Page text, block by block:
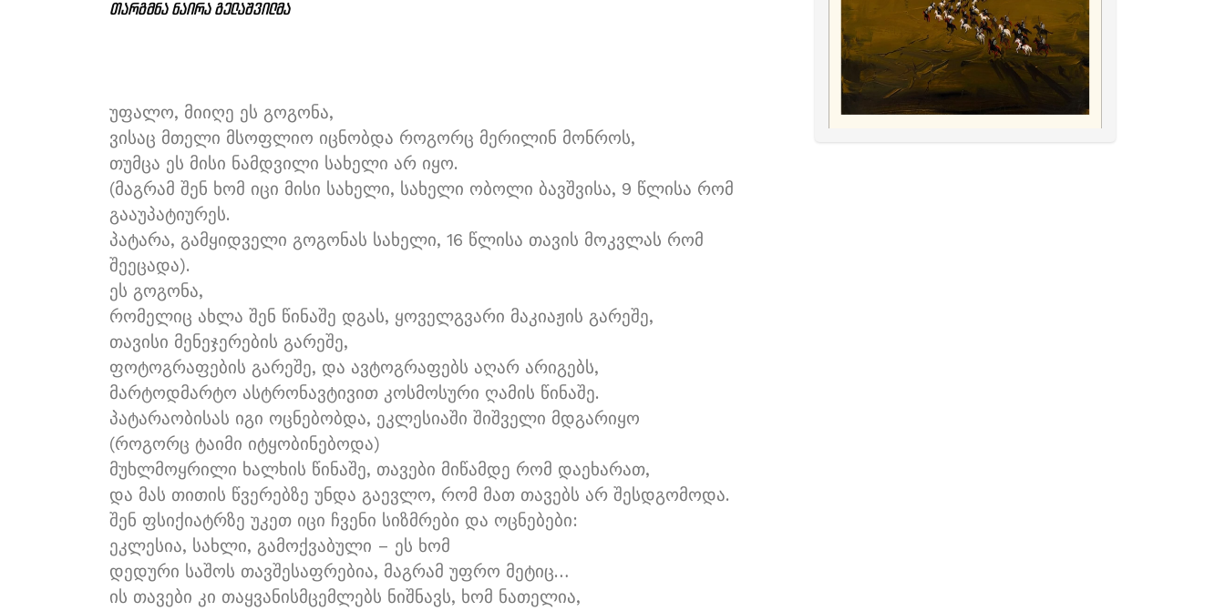
თარგმნა ნაირა გელაშვილმა
უფალო, მიიღე ეს გოგონა,
ვისაც მთელი მსოფლიო იცნობდა როგორც მერილინ მონროს,
თუმცა ეს მისი ნამდვილი სახელი არ იყო.
(მაგრამ შენ ხომ იცი მისი სახელი, სახელი ობოლი ბავშვისა, 9 წლისა რომ
გააუპატიურეს.
პატარა, გამყიდველი გოგონას სახელი, 16 წლისა თავის მოკვლას რომ
შეეცადა).
ეს გოგონა,
რომელიც ახლა შენ წინაშე დგას, ყოველგვარი მაკიაჟის გარეშე,
თავისი მენეჯერების გარეშე,
ფოტოგრაფების გარეშე, და ავტოგრაფებს აღარ არიგებს,
მარტოდმარტო ასტრონავტივით კოსმოსური ღამის წინაშე.
პატარაობისას იგი ოცნებობდა, ეკლესიაში შიშველი მდგარიყო
(როგორც ტაიმი იტყობინებოდა)
მუხლმოყრილი ხალხის წინაშე, თავები მიწამდე რომ დაეხარათ,
და მას თითის წვერებზე უნდა გაევლო, რომ მათ თავებს არ შესდგომოდა.
შენ ფსიქიატრზე უკეთ იცი ჩვენი სიზმრები და ოცნებები:
ეკლესია, სახლი, გამოქვაბული – ეს ხომ
დედური საშოს თავშესაფრებია, მაგრამ უფრო მეტიც…
ის თავები კი თაყვანისმცემლებს ნიშნავს, ხომ ნათელია,